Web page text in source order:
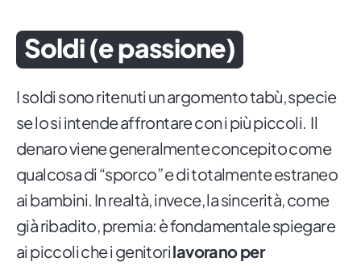
Soldi (e passione)
I soldi sono ritenuti un argomento tabù, specie
se lo si intende affrontare con i più piccoli. Il
denaro viene generalmente concepito come
qualcosa di “sporco” e di totalmente estraneo
ai bambini. In realtà, invece, la sincerità, come
già ribadito, premia: è fondamentale spiegare
ai piccoli che i genitorilavorano per